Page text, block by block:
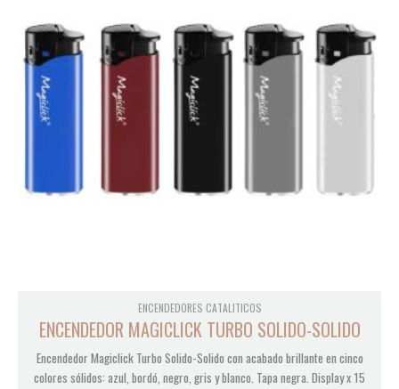
ENCENDEDORES CATALITICOS
ENCENDEDOR MAGICLICK TURBO SOLIDO-SOLIDO
Encendedor Magiclick Turbo Solido-Solido con acabado brillante en cinco
colores sólidos: azul, bordó, negro, gris y blanco. Tapa negra. Display x 15